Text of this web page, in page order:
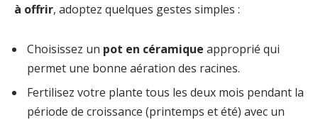
à offrir, adoptez quelques gestes simples :
Choisissez un pot en céramique approprié qui
permet une bonne aération des racines.
Fertilisez votre plante tous les deux mois pendant la
période de croissance (printemps et été) avec un